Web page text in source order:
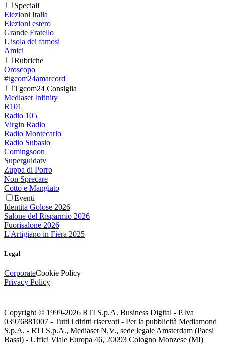
Speciali
Elezioni Italia
Elezioni estero
Grande Fratello
L'isola dei famosi
Amici
Rubriche
Oroscopo
#tgcom24amarcord
Tgcom24 Consiglia
Mediaset Infinity
R101
Radio 105
Virgin Radio
Radio Montecarlo
Radio Subasio
Comingsoon
Superguidatv
Zuppa di Porro
Non Sprecare
Cotto e Mangiato
Eventi
Identità Golose 2026
Salone del Risparmio 2026
Fuorisalone 2026
L'Artigiano in Fiera 2025
Legal
CorporateCookie Policy
Privacy Policy
Copyright © 1999-2026 RTI S.p.A. Business Digital - P.Iva
03976881007 - Tutti i diritti riservati - Per la pubblicità Mediamond
S.p.A. - RTI S.p.A., Mediaset N.V., sede legale Amsterdam (Paesi
Bassi) - Uffici Viale Europa 46, 20093 Cologno Monzese (MI)